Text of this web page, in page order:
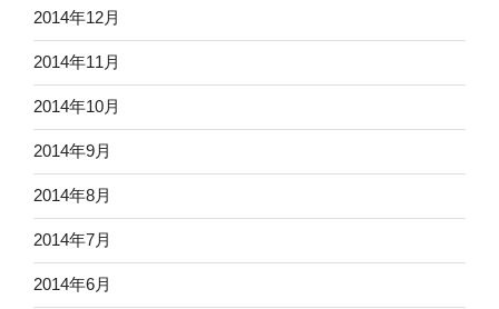
2014年12月
2014年11月
2014年10月
2014年9月
2014年8月
2014年7月
2014年6月